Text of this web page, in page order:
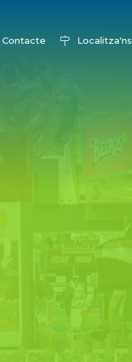
Contacte Localitza'ns